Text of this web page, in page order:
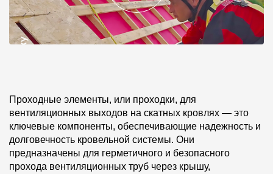
Проходные элементы, или проходки, для
вентиляционных выходов на скатных кровлях — это
ключевые компоненты, обеспечивающие надежность и
долговечность кровельной системы. Они
предназначены для герметичного и безопасного
прохода вентиляционных труб через крышу,